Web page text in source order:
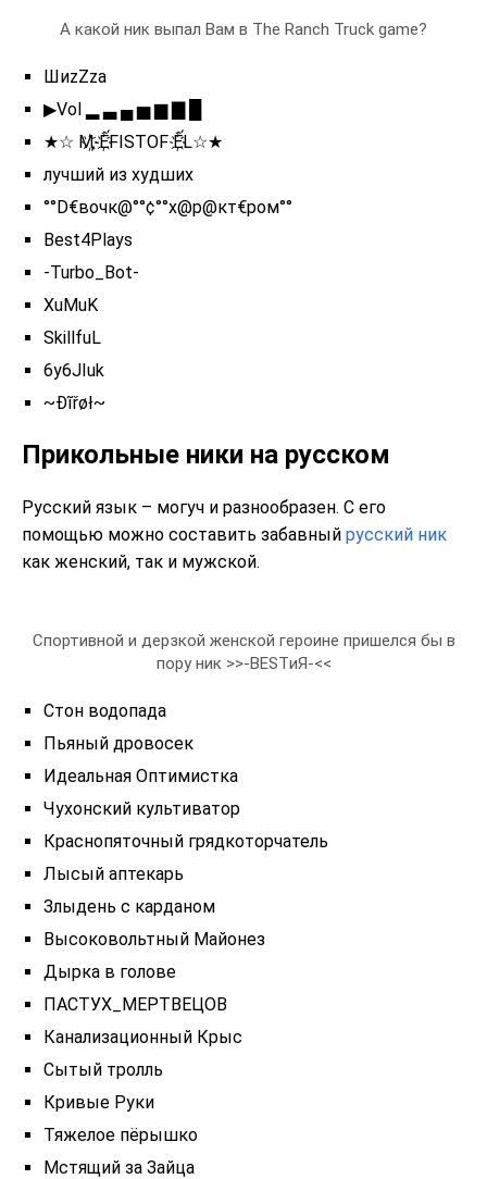
А какой ник выпал Вам в The Ranch Truck game?
ШиzZza
▶Vol ▂ ▃ ▄ ▅ ▆ ▇ █
★☆ Ӎ҉ Ế҉FISTOF Ế҉L☆★
лучший из худших
°°D€вочк@°°¢°°х@р@кт€ром°°
Best4Plays
-Turbo_Bot-
XuMuK
SkillfuL
6y6JIuk
~Ðĩřøł~
Прикольные ники на русском
Русский язык – могуч и разнообразен. С его
помощью можно составить забавный русский ник
как женский, так и мужской.
Спортивной и дерзкой женской героине пришелся бы в
пору ник >>-ВЕSTиЯ-<<
Стон водопада
Пьяный дровосек
Идеальная Оптимистка
Чухонский культиватор
Краснопяточный грядкоторчатель
Лысый аптекарь
Злыдень с карданом
Высоковольтный Майонез
Дырка в голове
ПАСТУХ_МЕРТВЕЦОВ
Канализационный Крыс
Сытый тролль
Кривые Руки
Тяжелое пёрышко
Мстящий за Зайца